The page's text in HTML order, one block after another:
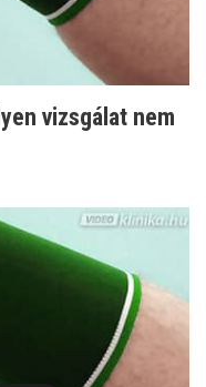
vizsgálat nem